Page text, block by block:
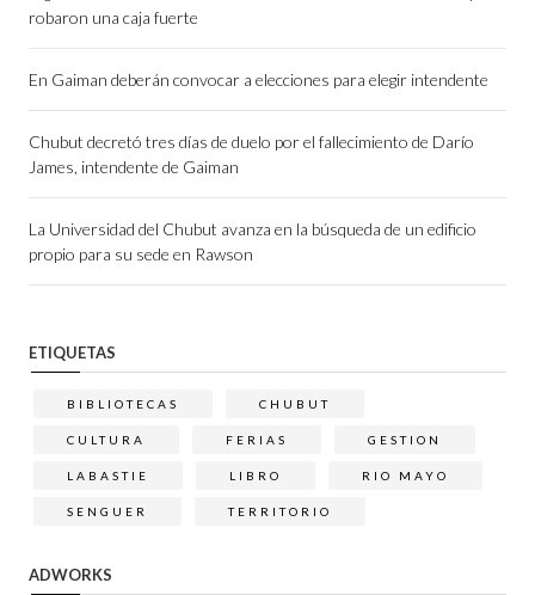
robaron una caja fuerte
En Gaiman deberán convocar a elecciones para elegir intendente
Chubut decretó tres días de duelo por el fallecimiento de Darío
James, intendente de Gaiman
La Universidad del Chubut avanza en la búsqueda de un edificio
propio para su sede en Rawson
ETIQUETAS
BIBLIOTECAS CHUBUT
CULTURA FERIAS GESTION
LABASTIE LIBRO RIO MAYO
SENGUER TERRITORIO
ADWORKS